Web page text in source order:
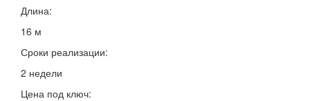
Длина:
16 м
Сроки реализации:
2 недели
Цена под ключ: